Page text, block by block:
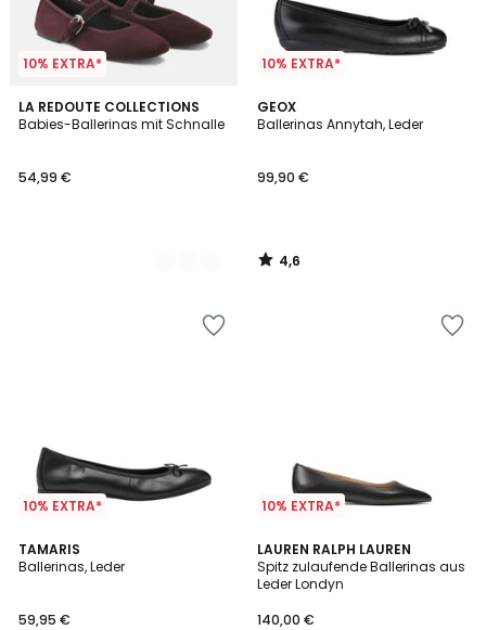
10% EXTRA*
LA REDOUTE COLLECTIONS
Babies-Ballerinas mit Schnalle
54,99 €
2
Farben
10% EXTRA*
GEOX
Ballerinas Annytah, Leder
99,90 €
4,6
/ 5
4,6
/
10% EXTRA*
TAMARIS
Ballerinas, Leder
59,95 €
4,6
/ 5
10% EXTRA*
LAUREN RALPH LAUREN
Spitz zulaufende Ballerinas aus
Leder Londyn
140,00 €